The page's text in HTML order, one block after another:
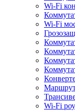
Wi-Fi
Wi-Fi
Wi-Fi